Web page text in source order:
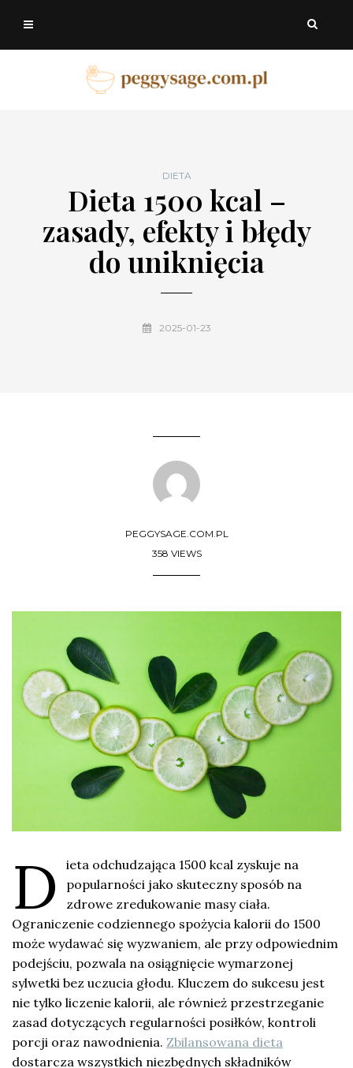
DIETA
Dieta 1500 kcal –
zasady, efekty i błędy
do uniknięcia
2025-01-23
PEGGYSAGE.COM.PL
358 VIEWS
D
ieta odchudzająca 1500 kcal zyskuje na
popularności jako skuteczny sposób na
zdrowe zredukowanie masy ciała.
Ograniczenie codziennego spożycia kalorii do 1500
może wydawać się wyzwaniem, ale przy odpowiednim
podejściu, pozwala na osiągnięcie wymarzonej
sylwetki bez uczucia głodu. Kluczem do sukcesu jest
nie tylko liczenie kalorii, ale również przestrzeganie
zasad dotyczących regularności posiłków, kontroli
porcji oraz nawodnienia. Zbilansowana dieta
dostarcza wszystkich niezbędnych składników